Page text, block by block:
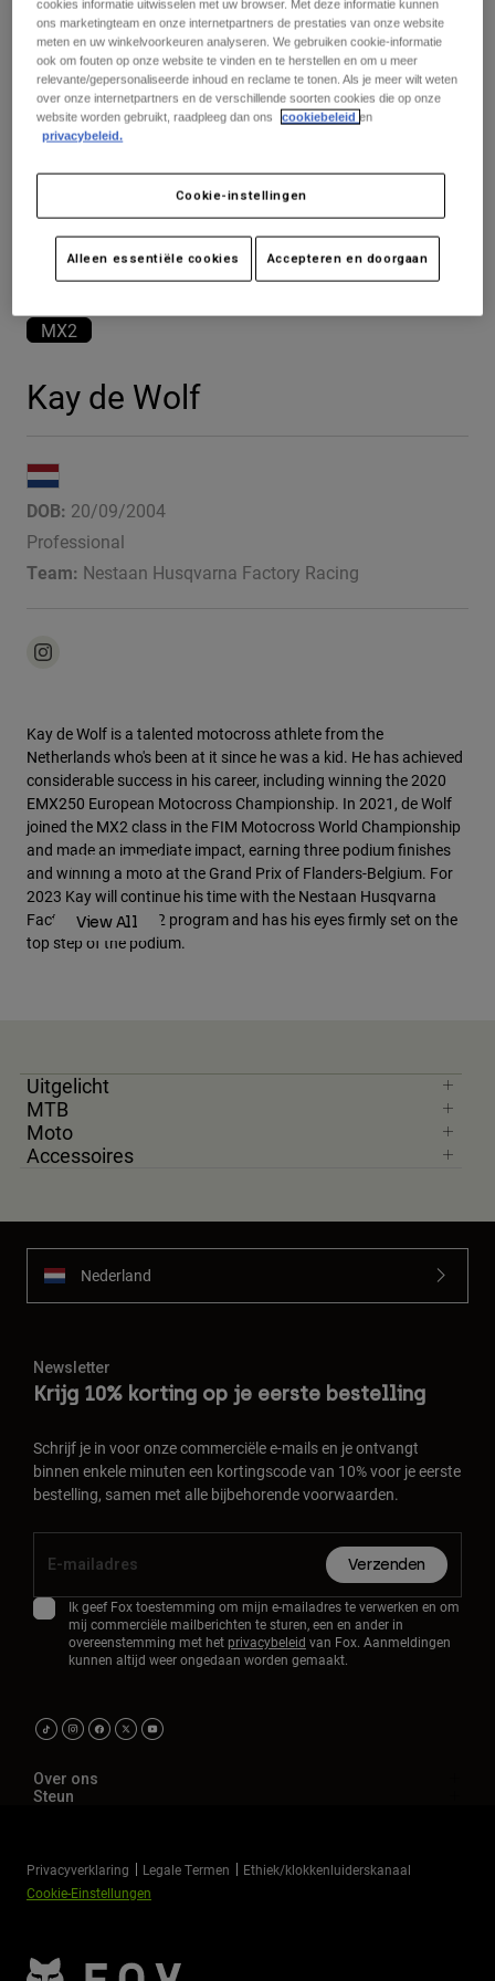
Broeken
Korte broeken
Beschermingen
Brillen
Helmet Care Guide
Broeken
Handschoenen
Jassen
Brillen
Spare parts
Ontdek MTB
Overhemden
Alles bekijken
Hoodies en truien
Jassen
Leggings & Broeken
Shirts
Alles bekijken
Youth
T-shirts
Hoodies
Hats & Caps
Bags & Backpacks
Stickers
Other Accessories
Alles bekijken
Beschermers
Brillen
Socks
Alles bekijken
Moto
Helmen
Pants
Beschermers
Brillen
Jackets
Socks
Alles bekijken
Lifestyle
Hoodies och pullovers
Jackets
Broeken
Shorts
Boardshorts
Alles bekijken
Bags & Backpacks
Hats & Caps
Alles bekijken
MX2
Kay de Wolf
DOB: 20/09/2004
Professional
Team: Nestaan Husqvarna Factory Racing
Kay de Wolf is a talented motocross athlete from the
Netherlands who's been at it since he was a kid. He has achieved
considerable success in his career, including winning the 2020
EMX250 European Motocross Championship. In 2021, de Wolf
joined the MX2 class in the FIM Motocross World Championship
and made an immediate impact, earning three podium finishes
and winning a moto at the Grand Prix of Flanders-Belgium. For
2023 Kay will continue his time with the Nestaan Husqvarna
Factory Racing MX2 program and has his eyes firmly set on the
top step of the podium.
Moto Athletes
View All
MTB Athletes
View All
Uitgelicht
MTB
Moto
Accessoires
Nederland
Newsletter
Krijg 10% korting op je eerste bestelling
Schrijf je in voor onze commerciële e-mails en je ontvangt
binnen enkele minuten een kortingscode van 10% voor je eerste
bestelling, samen met alle bijbehorende voorwaarden.
Verzenden
Ik geef Fox toestemming om mijn e-mailadres te verwerken en om
mij commerciële mailberichten te sturen, een en ander in
overeenstemming met het privacybeleid van Fox. Aanmeldingen
kunnen altijd weer ongedaan worden gemaakt.
Over ons
Steun
Privacyverklaring Legale Termen
Ethiek/klokkenluiderskanaal
Cookie-Einstellungen
cookies informatie uitwisselen met uw browser. Met deze informatie kunnen
ons marketingteam en onze internetpartners de prestaties van onze website
meten en uw winkelvoorkeuren analyseren. We gebruiken cookie-informatie
ook om fouten op onze website te vinden en te herstellen en om u meer
relevante/gepersonaliseerde inhoud en reclame te tonen. Als je meer wilt weten
over onze internetpartners en de verschillende soorten cookies die op onze
website worden gebruikt, raadpleeg dan ons
cookiebeleid en
privacybeleid.
Cookie-instellingen
Alleen essentiële cookies Accepteren en doorgaan